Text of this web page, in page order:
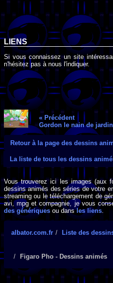
LIENS
Si vous connaissez un site
n'hésitez pas à nous l'indiquer.
« Précédent
Gordon le nain de jardin
Retour à la page des dessins
La liste de tous les dessins
Vous trouverez ici les images (aux
dessins animés des séries de votre
streaming ou le téléchargement de
avi, mpg et compagnie, je vous
des génériques ou dansles liens
albator.com.fr Liste des
Figaro Pho - Dessins animés